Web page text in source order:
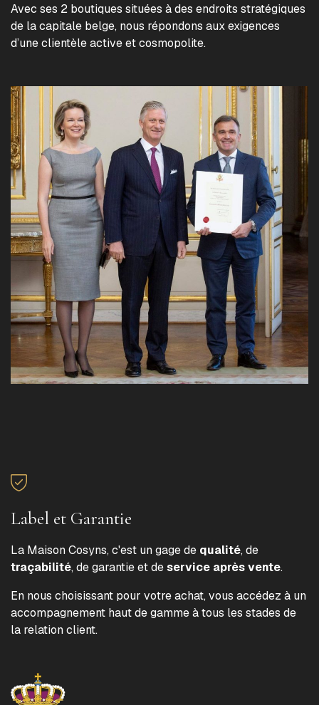
Avec ses 2 boutiques situées à des endroits stratégiques
de la capitale belge, nous répondons aux exigences
d’une clientèle active et cosmopolite.
Label et Garantie
La Maison Cosyns, c'est un gage de qualité, de
traçabilité, de garantie et deservice après vente.
En nous choisissant pour votre achat, vous accédez à un
accompagnement haut de gamme à tous les stades de
la relation client.